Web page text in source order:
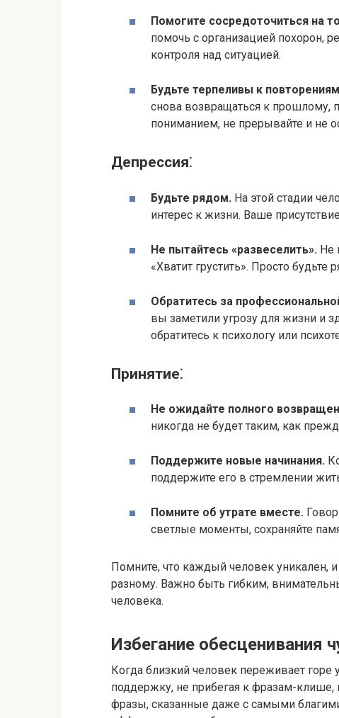
Помогите сосредоточиться на
помочь с организацией похорон,
контроля над ситуацией.​
Будьте терпеливы к
снова возвращаться к прошлому,
пониманием, не прерывайте и не
Депрессия⁚
Будьте рядом. На этой стадии
интерес к жизни.​ Ваше
Не пытайтесь «развеселить».​ Не
«Хватит грустить».​ Просто будьте
Обратитесь за
вы заметили угрозу для жизни и
обратитесь к психологу или
Принятие⁚
Не ожидайте полного
никогда не будет таким, как
Поддержите новые начинания.​
поддержите его в стремлении
Помните об утрате вместе.
светлые моменты, сохраняйте
Помните, что каждый человек уникален,
разному. Важно быть гибким,
человека.​
Избегание обесценивания
Когда близкий человек переживает
поддержку, не прибегая к фразам-клише,
фразы, сказанные даже с самыми